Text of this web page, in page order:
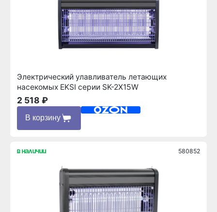
Электрический улавливатель летающих
насекомых EKSI серии SK-2X15W
2 518 ₽
В корзину
в наличии 580852